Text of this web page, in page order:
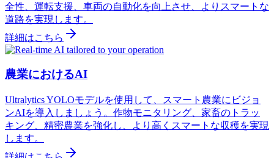
全性、運転支援、車両の自動化を向上させ、よりスマートな
道路を実現します。
詳細はこちら
農業におけるAI
Ultralytics YOLOモデルを使用して、スマート農業にビジョ
ンAIを導入しましょう。作物モニタリング、家畜のトラッ
キング、精密農業を強化し、より高くスマートな収穫を実現
します。